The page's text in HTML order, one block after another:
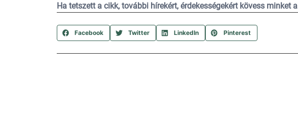
Ha tetszett a cikk, további hírekért, érdekességekért kövess minket a
Facebook Twitter LinkedIn Pinterest